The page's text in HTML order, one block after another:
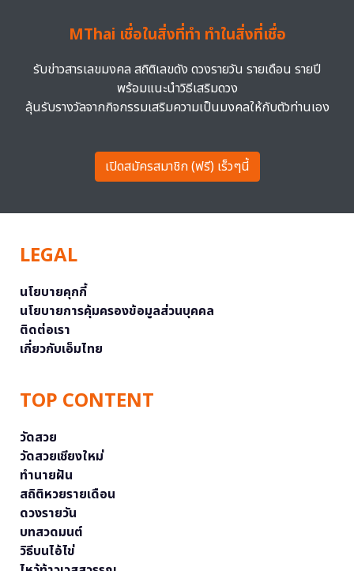
MThai เชื่อในสิ่งที่ทำ ทำในสิ่งที่เชื่อ
รับข่าวสารเลขมงคล สถิติเลขดัง ดวงรายวัน รายเดือน รายปี
พร้อมแนะนำวิธีเสริมดวง
ลุ้นรับรางวัลจากกิจกรรมเสริมความเป็นมงคลให้กับตัวท่านเอง
เปิดสมัครสมาชิก (ฟรี) เร็วๆนี้
LEGAL
นโยบายคุกกี้
นโยบายการคุ้มครองข้อมูลส่วนบุคคล
ติดต่อเรา
เกี่ยวกับเอ็มไทย
TOP CONTENT
วัดสวย
วัดสวยเชียงใหม่
ทำนายฝัน
สถิติหวยรายเดือน
ดวงรายวัน
บทสวดมนต์
วิธีบนไอ้ไข่